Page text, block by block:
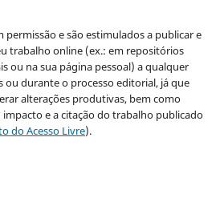
permissão e são estimulados a publicar e
trabalho online (ex.: em repositórios
ou na sua página pessoal) a qualquer
ou durante o processo editorial, já que
alterações produtivas, bem como
e a citação do trabalho publicado
do Acesso Livre).